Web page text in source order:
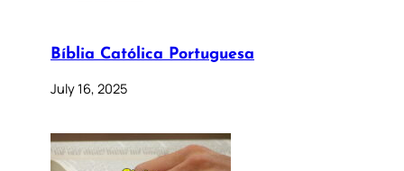
Bíblia Católica Portuguesa
July 16, 2025